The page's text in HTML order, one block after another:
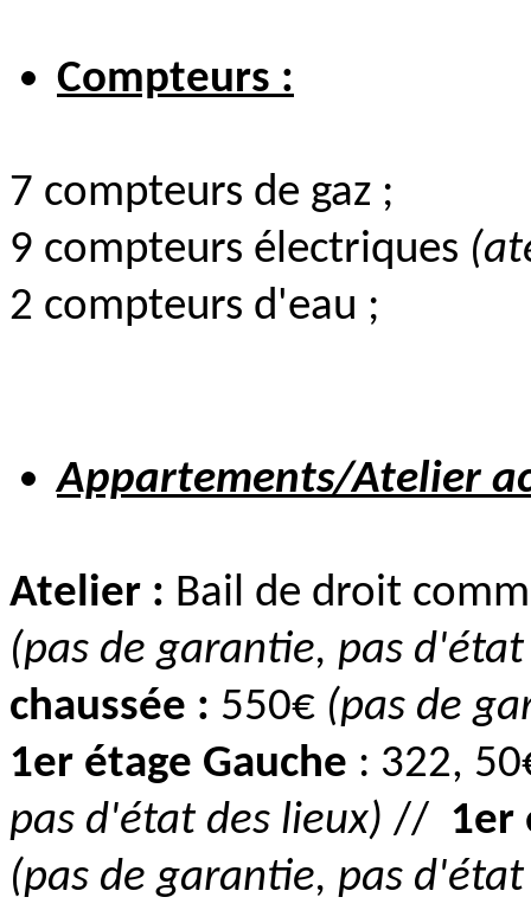
Compteurs :
7 compteurs de gaz ;
9 compteurs électriques
2 compteurs d'eau ;
Appartements/Atelier
Atelier : Bail de droit
(pas de garantie, pas
chaussée : 550€ (pas de
1er étage Gauche : 322,
pas d'état des lieux) // 1er
(pas de garantie, pas